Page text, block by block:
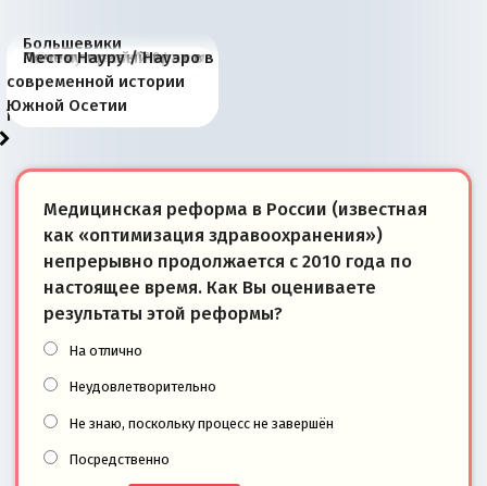
Большевики
отличаются от «Яблока»
тем, что они -
победители
Киевская марионетка
Запада рассказала о
«переобувании» хозяев
В России назрели
перемены: 15 шагов к
суверенной экономике
Миграционный пожар
Европы
Россия начинает
сбрасывать балласт
Анкориджа
Россия зимой 1904
года: первые уступки во
внутренней политике
Русская нация вчера и
сегодня
Почему правый крах в
Варшаве не поможет её
отношениям с Россией?
Место Науру / Науэро в
современной истории
Южной Осетии
Медицинская реформа в России (известная
как «оптимизация здравоохранения»)
непрерывно продолжается с 2010 года по
настоящее время. Как Вы оцениваете
результаты этой реформы?
На отлично
Неудовлетворительно
Не знаю, поскольку процесс не завершён
Посредственно